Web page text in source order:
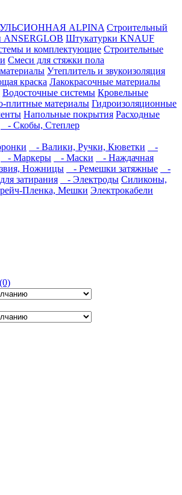
ALPINA Строительный
ANSERGLOB Штукатурки KNAUF
и комплектующие Строительные
Смеси для стяжки пола
Утеплитель и звукоизоляция
краска Лакокрасочные материалы
Водосточные системы Кровельные
плитные материалы Гидроизоляционные
Напольные покрытия Расходные
- Скобы, Степлер
- Валики, Ручки, Кюветки
-
- Маркеры - Маски
- Наждачная
Ножницы - Ремешки затяжные
-
затирания - Электроды Силиконы,
Пленка, Мешки Электрокабели